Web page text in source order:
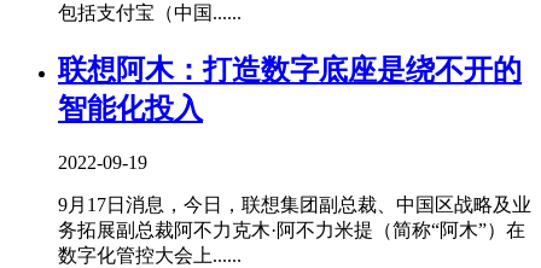
包括支付宝（中国......
联想阿木：打造数字底座是绕不开的
智能化投入
2022-09-19
9月17日消息，今日，联想集团副总裁、中国区战略及业
务拓展副总裁阿不力克木·阿不力米提（简称“阿木”）在
数字化管控大会上......